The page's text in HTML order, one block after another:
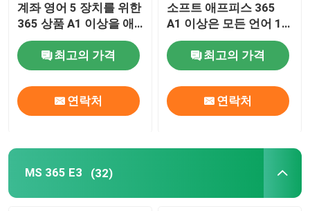
계좌 영어 5 장치를 위한
365 상품 A1 이상을 애
프피스
최고의 가격
연락처
소프트 애프피스 365
A1 이상은 모든 언어 1
TB를 간주합니다
최고의 가격
연락처
MS 365 E3 (32)